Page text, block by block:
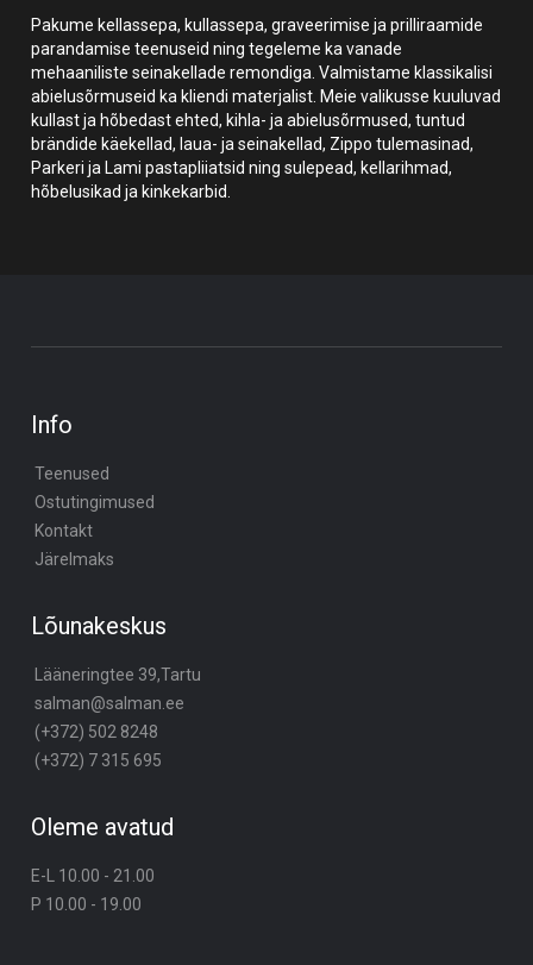
Pakume kellassepa, kullassepa, graveerimise ja prilliraamide
parandamise teenuseid ning tegeleme ka vanade
mehaaniliste seinakellade remondiga. Valmistame klassikalisi
abielusõrmuseid ka kliendi materjalist. Meie valikusse kuuluvad
kullast ja hõbedast ehted, kihla- ja abielusõrmused, tuntud
brändide käekellad, laua- ja seinakellad, Zippo tulemasinad,
Parkeri ja Lami pastapliiatsid ning sulepead, kellarihmad,
hõbelusikad ja kinkekarbid.
Info
Teenused
Ostutingimused
Kontakt
Järelmaks
Lõunakeskus
Lääneringtee 39,Tartu
salman@salman.ee
(+372) 502 8248
(+372) 7 315 695
Oleme avatud
E-L 10.00 - 21.00
P 10.00 - 19.00